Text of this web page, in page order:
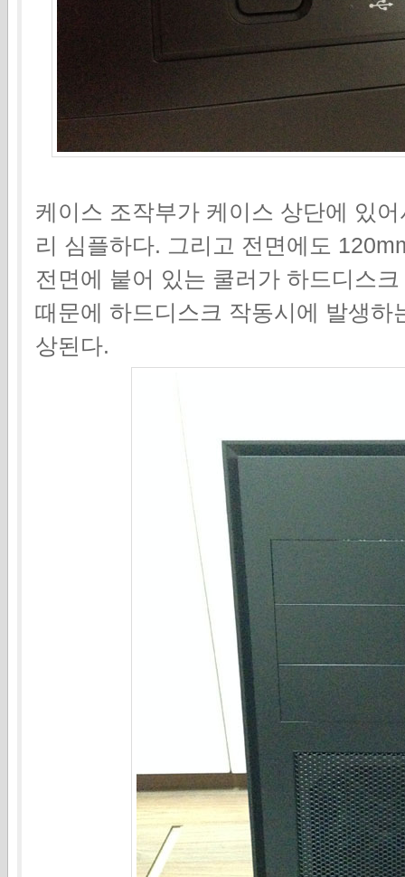
케이스 조작부가 케이스 상단에 있
리 심플하다. 그리고 전면에도
전면에 붙어 있는 쿨러가 하드디스
때문에 하드디스크 작동시에 발생
상된다.